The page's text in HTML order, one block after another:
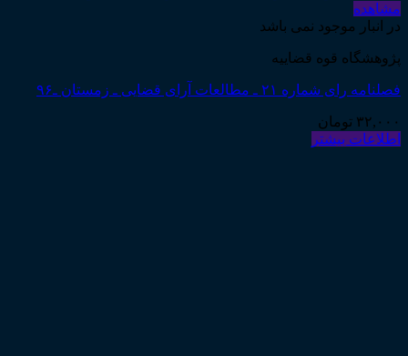
مشاهده
در انبار موجود نمی باشد
پژوهشگاه قوه قضاییه
فصلنامه رای شماره ۲۱ ـ مطالعات آرای قضایی ـ زمستان ـ۹۶
۳۲,۰۰۰ تومان
اطلاعات بیشتر